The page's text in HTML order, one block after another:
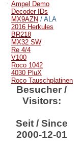
Ampel Demo
Decoder IDs
MX9AZN / ALA
2016 Herkules
BR218
MX32 SW
Re 4/4
V100
Roco 1042
4030 PluX
Roco Tauschplatinen
Besucher /
Visitors:
Seit / Since
2000-12-01